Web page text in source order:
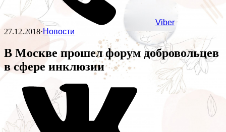
Viber
27.12.2018·Новости
В Москве прошел форум добровольцев
в сфере инклюзии